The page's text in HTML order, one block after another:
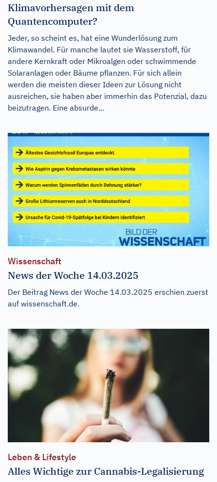
Klimavorhersagen mit dem
Quantencomputer?
Jeder, so scheint es, hat eine Wunderlösung zum
Klimawandel. Für manche lautet sie Wasserstoff, für
andere Kernkraft oder Mikroalgen oder schwimmende
Solaranlagen oder Bäume pflanzen. Für sich allein
werden die meisten dieser Ideen zur Lösung nicht
ausreichen, sie haben aber immerhin das Potenzial, dazu
beizutragen. Eine absurde...
Wissenschaft
News der Woche 14.03.2025
Der Beitrag News der Woche 14.03.2025 erschien zuerst
auf wissenschaft.de.
Leben & Lifestyle
Alles Wichtige zur Cannabis-Legalisierung